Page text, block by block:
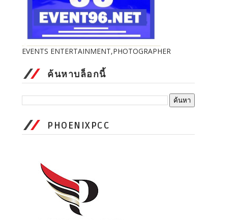
EVENTS ENTERTAINMENT,PHOTOGRAPHER
ค้นหาบล็อกนี้
PHOENIXPCC